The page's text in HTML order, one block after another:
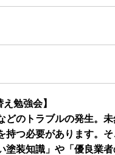
勉強会】
のトラブルの発生。
つ必要があります。
装知識」や「優良業